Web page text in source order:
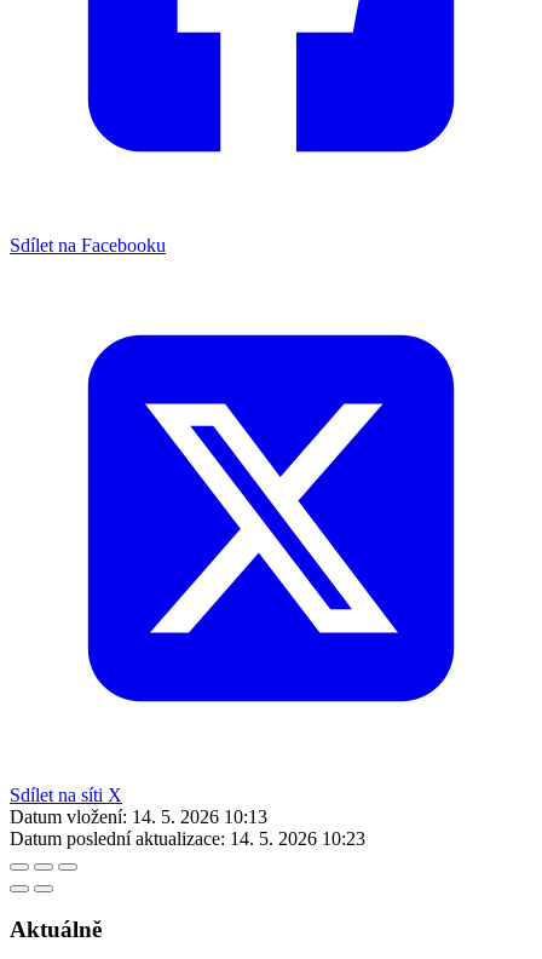
Sdílet na Facebooku
Sdílet na síti X
Datum vložení: 14. 5. 2026 10:13
Datum poslední aktualizace: 14. 5. 2026 10:23
Aktuálně